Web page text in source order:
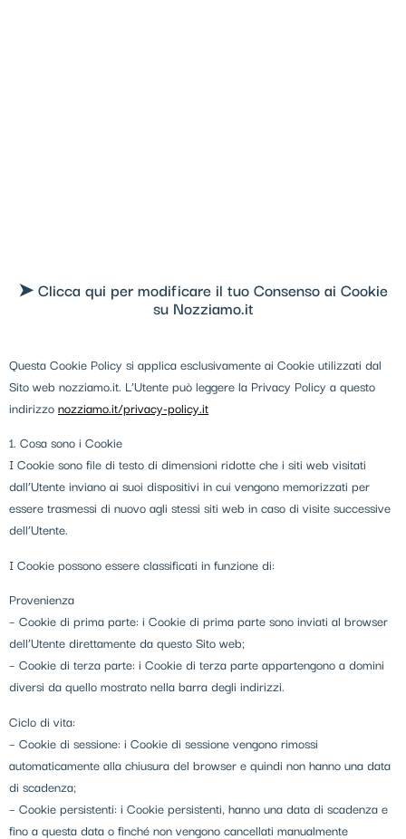
➤ Clicca qui per modificare il tuo Consenso ai Cookie
su Nozziamo.it
Questa Cookie Policy si applica esclusivamente ai Cookie utilizzati dal
Sito web nozziamo.it. L’Utente può leggere la Privacy Policy a questo
indirizzonozziamo.it/privacy-policy.it
1. Cosa sono i Cookie
I Cookie sono file di testo di dimensioni ridotte che i siti web visitati
dall’Utente inviano ai suoi dispositivi in cui vengono memorizzati per
essere trasmessi di nuovo agli stessi siti web in caso di visite successive
dell’Utente.
I Cookie possono essere classificati in funzione di:
Provenienza
– Cookie di prima parte: i Cookie di prima parte sono inviati al browser
dell’Utente direttamente da questo Sito web;
– Cookie di terza parte: i Cookie di terza parte appartengono a domini
diversi da quello mostrato nella barra degli indirizzi.
Ciclo di vita:
– Cookie di sessione: i Cookie di sessione vengono rimossi
automaticamente alla chiusura del browser e quindi non hanno una data
di scadenza;
– Cookie persistenti: i Cookie persistenti, hanno una data di scadenza e
fino a questa data o finché non vengono cancellati manualmente